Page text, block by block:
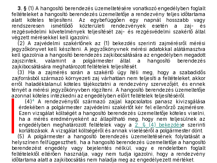
3. § (1) A hangosító berendezés üzemeltetésére vonatkozó engedélyben foglalt
feltételeket a hangosító berendezés üzemeltetője a rendezvény teljes időtartama
alatt köteles teljesíteni. Az egybefüggően egy napnál hosszabb vagy
rendszeresen ismétlődő közterületi rendezvények esetén a zaj- és
rezgésvédelmi követelmények teljesítését zaj- és rezgésvédelmi szakértő által
végzett mérésekkel kell igazolni.
(2) A zajvédelmi szakértőnek az (1) bekezdés szerinti zajmérésről mérési
jegyzőkönyvet kell készíteni. A jegyzőkönyvnek mérési adatokkal alátámasztva
kell igazolnia a hangosító berendezés zajkibocsátására az engedélyben megadott
zajszintek, valamint a polgármester által a hangosító berendezés
zajkibocsátására meghatározott feltételek teljesítését.
(3) Ha a zajmérés során a szakértő úgy ítéli meg, hogy a szabadidős
zajforrásból származó környezeti zaj várhatóan nem teljesíti a feltételeket, akkor
erről haladéktalanul köteles tájékoztatni a rendezvény szervezőjét, és ennek
tényét a mérési jegyzőkönyvben rögzíteni. A hangosító berendezés üzemeltetője
azonnal köteles intézkedni az engedélyben előírt feltételek teljesítéséről.
(4)4A rendezvénytől származó zajjal kapcsolatos panasz kivizsgálása
érdekében a polgármester zajvédelmi szakértőt kér fel ellenőrző zajmérésre.
Ezen vizsgálat költségét a hangosító berendezés üzemeltetője köteles viselni,
ha a mérés eredményeként az állapítható meg, hogy nem teljesülnek az
engedélyben meghatározott feltételek vagy a 2. § (4) bekezdése szerinti
korlátozások. A vizsgálat költségéről és annak viseléséről a polgármester dönt.
(5) A polgármester a hangosító berendezés üzemeltetésének folytatását a
helyszínen felfüggesztheti, ha a hangosító berendezés üzemeltetője a hangosító
berendezést engedély vagy bejelentés nélkül, vagy e rendeletben foglalt
feltételektől eltérően használja, vagy nem tudja igazolni, hogy a rendezvény
időtartama alatt a zajkibocsátás nem haladja meg az engedélyezett mértéket.